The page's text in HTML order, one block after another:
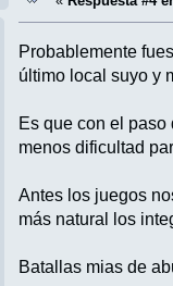
Probablemente
último local suyo y
Es que con el
menos dificultad
Antes los juegos
más natural los
Batallas mias de